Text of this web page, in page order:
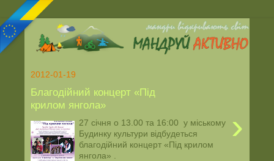
2012-01-19
Благодійний концерт «Під
крилом янгола»
›
27 січня о 13.00 та 16:00 у міському
Будинку культури відбудеться
благодійний концерт «Під крилом
янгола» .